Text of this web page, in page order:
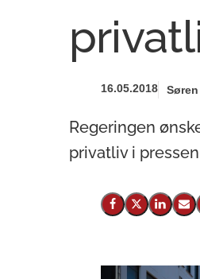
16.05.2018
Regeringen
privatliv i
Del på Facebook
Del på X
Del på